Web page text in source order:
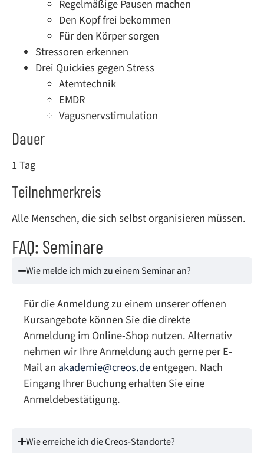
Regelmäßige Pausen machen
Den Kopf frei bekommen
Für den Körper sorgen
Stressoren erkennen
Drei Quickies gegen Stress
Atemtechnik
EMDR
Vagusnervstimulation
Dauer
1 Tag
Teilnehmerkreis
Alle Menschen, die sich selbst organisieren müssen.
FAQ: Seminare
Wie melde ich mich zu einem Seminar an?
Für die Anmeldung zu einem unserer offenen
Kursangebote können Sie die direkte
Anmeldung im Online-Shop nutzen. Alternativ
nehmen wir Ihre Anmeldung auch gerne per E-
Mail anakademie@creos.deentgegen. Nach
Eingang Ihrer Buchung erhalten Sie eine
Anmeldebestätigung.
Wie erreiche ich die Creos-Standorte?